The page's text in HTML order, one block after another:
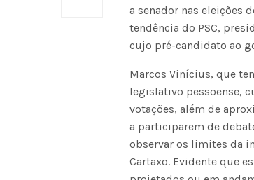
a senador nas eleições
tendência do PSC,
cujo pré-candidato ao
Marcos Vinícius, que
legislativo pessoense,
votações, além de
a participarem de
observar os limites da
Cartaxo. Evidente que